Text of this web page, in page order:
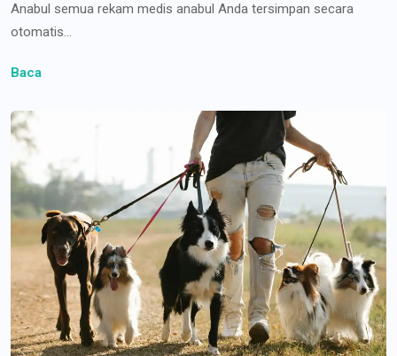
Anabul semua rekam medis anabul Anda tersimpan secara
otomatis...
Baca